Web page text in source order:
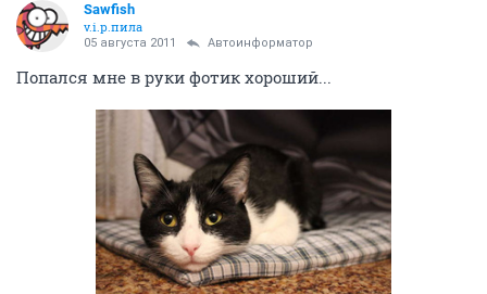
Sawfish
v.i.p.пила
05 августа 2011 Автоинформатор
Попался мне в руки фотик хороший...